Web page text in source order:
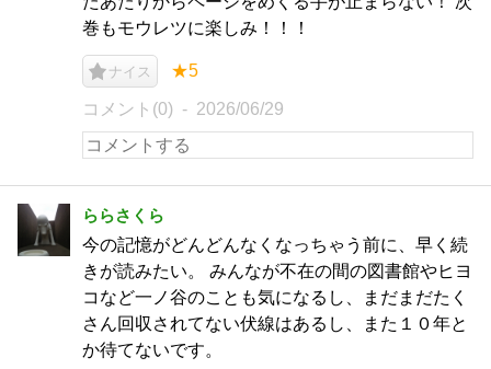
巻もモウレツに楽しみ！！！
ナイス ★5
コメント(0) 2026/06/29
ららさくら
今の記憶がどんどんなくなっちゃう前に、早く続
きが読みたい。 みんなが不在の間の図書館やヒヨ
コなど一ノ谷のことも気になるし、まだまだたく
さん回収されてない伏線はあるし、また１０年と
か待てないです。